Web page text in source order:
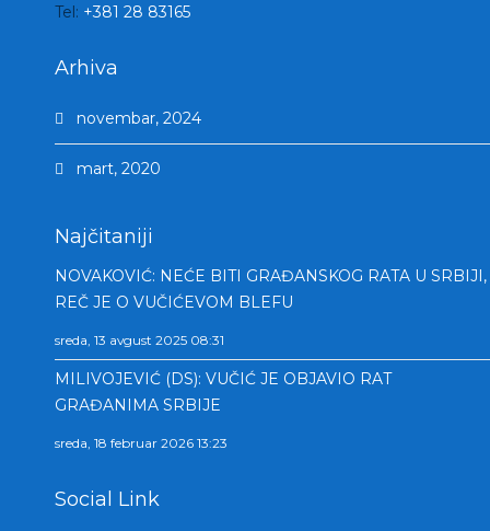
Tel: +381 28 83165
Arhiva
novembar, 2024
mart, 2020
Najčitaniji
NOVAKOVIĆ: NEĆE BITI GRAĐANSKOG RATA U SRBIJI,
REČ JE O VUČIĆEVOM BLEFU
sreda, 13 avgust 2025 08:31
MILIVOJEVIĆ (DS): VUČIĆ JE OBJAVIO RAT
GRAĐANIMA SRBIJE
sreda, 18 februar 2026 13:23
Social Link